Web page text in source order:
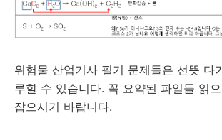
위험물 산업기사 필기 문제들은 선뜻 다
루할 수 있습니다. 꼭 요약된 파일들 읽
잡으시기 바랍니다.